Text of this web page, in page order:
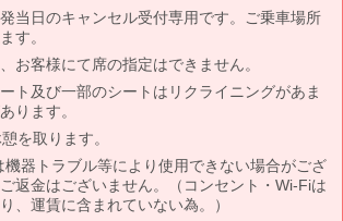
当日のキャンセル受付専用です。ご乗車場所
す。
お客様にて席の指定はできません。
ト及び一部のシートはリクライニングがあま
ります。
を取ります。
機器トラブル等により使用できない場合がござ
返金はございません。（コンセント・Wi-Fiは
、運賃に含まれていない為。）